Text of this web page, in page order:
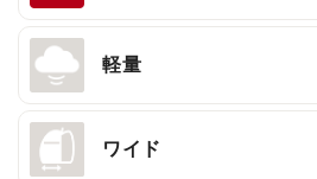
軽量
ワイド